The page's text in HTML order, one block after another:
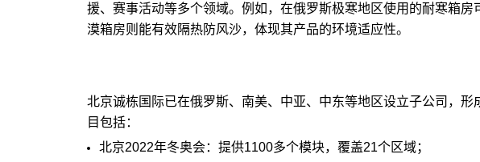
援、赛事活动等多个领域。例如，在俄罗斯极寒地区使用的耐寒箱
漠箱房则能有效隔热防风沙，体现其产品的环境适应性。
北京诚栋国际已在俄罗斯、南美、中亚、中东等地区设立子公司，
目包括：
北京2022年冬奥会：提供1100多个模块，覆盖21个区域；